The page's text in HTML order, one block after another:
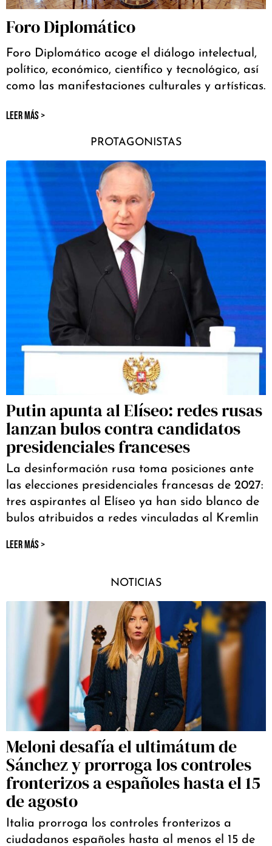
Foro Diplomático
Foro Diplomático acoge el diálogo intelectual,
político, económico, científico y tecnológico, así
como las manifestaciones culturales y artísticas.
LEER MÁS >
PROTAGONISTAS
Putin apunta al Elíseo: redes rusas
lanzan bulos contra candidatos
presidenciales franceses
La desinformación rusa toma posiciones ante
las elecciones presidenciales francesas de 2027:
tres aspirantes al Elíseo ya han sido blanco de
bulos atribuidos a redes vinculadas al Kremlin
LEER MÁS >
NOTICIAS
Meloni desafía el ultimátum de
Sánchez y prorroga los controles
fronterizos a españoles hasta el 15
de agosto
Italia prorroga los controles fronterizos a
ciudadanos españoles hasta al menos el 15 de